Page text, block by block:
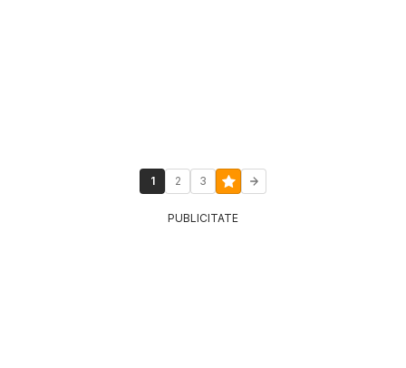
1 2 3
PUBLICITATE